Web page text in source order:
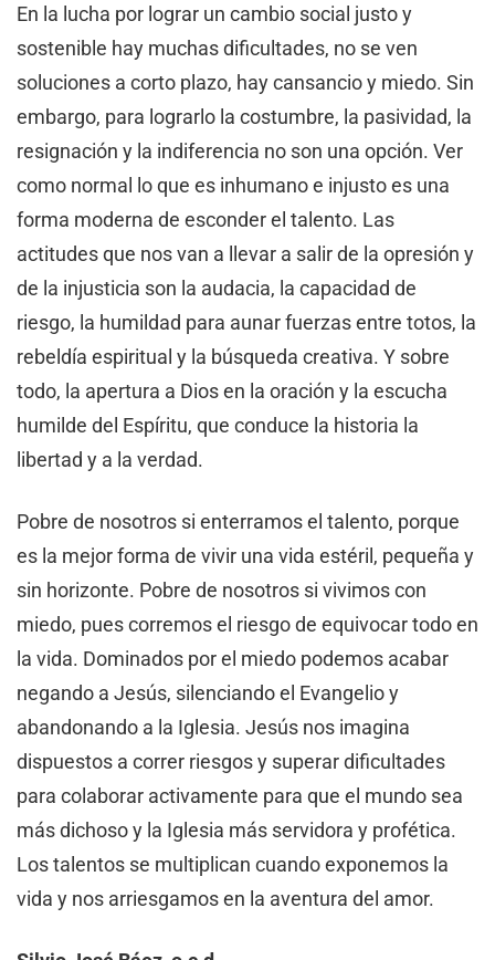
En la lucha por lograr un cambio social justo y
sostenible hay muchas dificultades, no se ven
soluciones a corto plazo, hay cansancio y miedo. Sin
embargo, para lograrlo la costumbre, la pasividad, la
resignación y la indiferencia no son una opción. Ver
como normal lo que es inhumano e injusto es una
forma moderna de esconder el talento. Las
actitudes que nos van a llevar a salir de la opresión y
de la injusticia son la audacia, la capacidad de
riesgo, la humildad para aunar fuerzas entre totos, la
rebeldía espiritual y la búsqueda creativa. Y sobre
todo, la apertura a Dios en la oración y la escucha
humilde del Espíritu, que conduce la historia la
libertad y a la verdad.
Pobre de nosotros si enterramos el talento, porque
es la mejor forma de vivir una vida estéril, pequeña y
sin horizonte. Pobre de nosotros si vivimos con
miedo, pues corremos el riesgo de equivocar todo en
la vida. Dominados por el miedo podemos acabar
negando a Jesús, silenciando el Evangelio y
abandonando a la Iglesia. Jesús nos imagina
dispuestos a correr riesgos y superar dificultades
para colaborar activamente para que el mundo sea
más dichoso y la Iglesia más servidora y profética.
Los talentos se multiplican cuando exponemos la
vida y nos arriesgamos en la aventura del amor.